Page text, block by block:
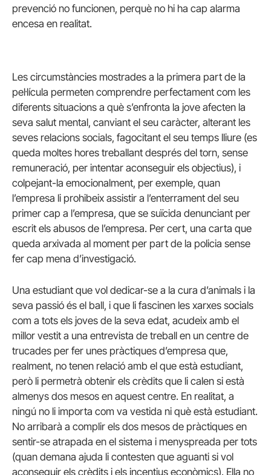
prevenció no funcionen, perquè no hi ha cap alarma
encesa en realitat.
Les circumstàncies mostrades a la primera part de la
pel·lícula permeten comprendre perfectament com les
diferents situacions a què s’enfronta la jove afecten la
seva salut mental, canviant el seu caràcter, alterant les
seves relacions socials, fagocitant el seu temps lliure (es
queda moltes hores treballant després del torn, sense
remuneració, per intentar aconseguir els objectius), i
colpejant-la emocionalment, per exemple, quan
l’empresa li prohibeix assistir a l’enterrament del seu
primer cap a l’empresa, que se suïcida denunciant per
escrit els abusos de l’empresa. Per cert, una carta que
queda arxivada al moment per part de la policia sense
fer cap mena d’investigació.
Una estudiant que vol dedicar-se a la cura d’animals i la
seva passió és el ball, i que li fascinen les xarxes socials
com a tots els joves de la seva edat, acudeix amb el
millor vestit a una entrevista de treball en un centre de
trucades per fer unes pràctiques d’empresa que,
realment, no tenen relació amb el que està estudiant,
però li permetrà obtenir els crèdits que li calen si està
almenys dos mesos en aquest centre. En realitat, a
ningú no li importa com va vestida ni què està estudiant.
No arribarà a complir els dos mesos de pràctiques en
sentir-se atrapada en el sistema i menyspreada per tots
(quan demana ajuda li contesten que aguanti si vol
aconseguir els crèdits i els incentius econòmics). Ella no